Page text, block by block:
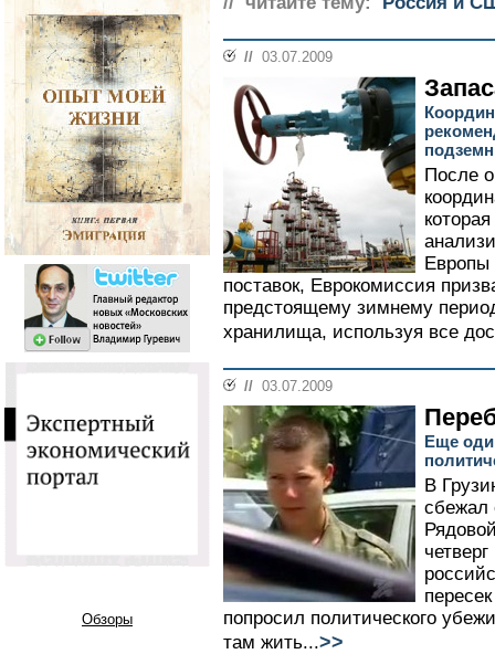
Обзоры
// 03.07.2009
После
Европы
поставок, Еврокомиссия
предстоящему зимнему
хранилища, используя все
// 03.07.2009
Еще
В
сбежал
попросил политического
там жить...>>